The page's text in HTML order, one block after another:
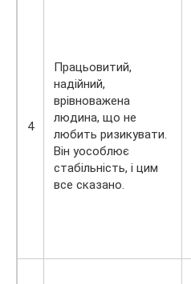
4
Працьовитий,
надійний,
врівноважена
людина, що не
любить ризикувати.
Він уособлює
стабільність, і цим
все сказано.